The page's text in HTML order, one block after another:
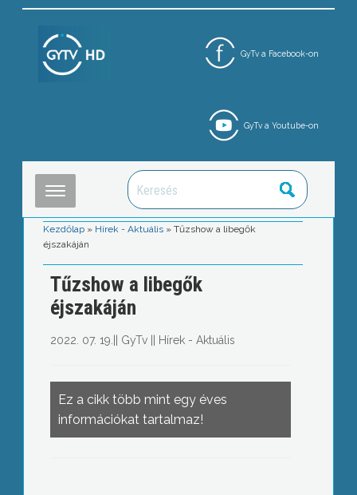
GyTv a Facebook-on
GyTv a Youtube-on
Kezdőlap » Hírek - Aktuális »Tűzshow a libegők
éjszakáján
Tűzshow a libegők
éjszakáján
2022. 07. 19. GyTv|| Hírek - Aktuális
Ez a cikk több mint egy éves
információkat tartalmaz!